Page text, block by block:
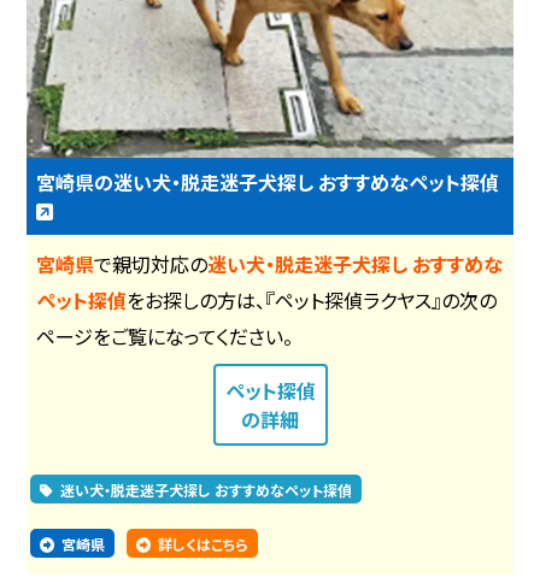
宮崎県の迷い犬・脱走迷子犬探し おすすめなペット探偵
宮崎県で親切対応の迷い犬・脱走迷子犬探し おすすめな
ペット探偵をお探しの方は、『ペット探偵ラクヤス』の次の
ページをご覧になってください。
ペット探偵
の詳細
迷い犬・脱走迷子犬探し おすすめなペット探偵
宮崎県 詳しくはこちら